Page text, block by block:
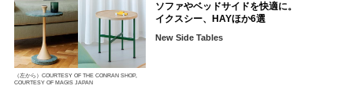
（左から）COURTESY OF THE CONRAN SHOP,
COURTESY OF MAGIS JAPAN
ソファやベッドサイドを快適に。
イクスシー、HAYほか6選
New Side Tables